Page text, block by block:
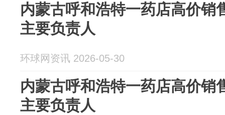
内蒙古呼和浩特一药店高价销
主要负责人
环球网资讯 2026-05-30
内蒙古呼和浩特一药店高价销
主要负责人